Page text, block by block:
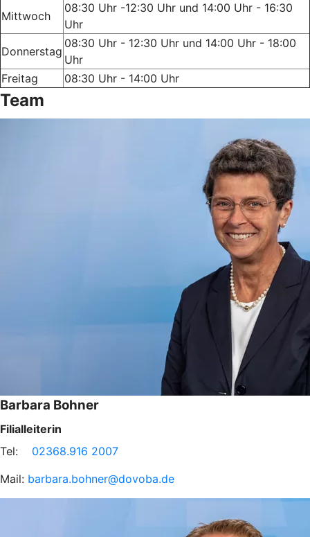
Mittwoch
08:30 Uhr -12:30 Uhr und 14:00 Uhr - 16:30
Uhr
Donnerstag
08:30 Uhr - 12:30 Uhr und 14:00 Uhr - 18:00
Uhr
Freitag
08:30 Uhr - 14:00 Uhr
Team
Barbara Bohner
Filialleiterin
Tel: 02368.916 2007
Mail: barbara.bohner@dovoba.de